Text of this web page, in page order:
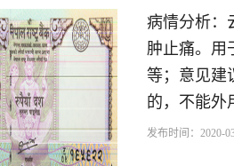
病情分析：
肿止痛。用
等；意见建
的，不能外
发布时间：2020-